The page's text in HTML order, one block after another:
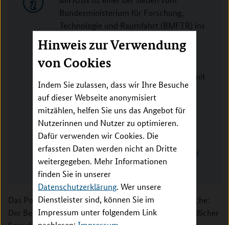
Hinweis zur Verwendung
von Cookies
Indem Sie zulassen, dass wir Ihre Besuche
auf dieser Webseite anonymisiert
mitzählen, helfen Sie uns das Angebot für
Nutzerinnen und Nutzer zu optimieren.
Dafür verwenden wir Cookies. Die
erfassten Daten werden nicht an Dritte
weitergegeben. Mehr Informationen
finden Sie in unserer
Datenschutzerklärung. Wer unsere
Dienstleister sind, können Sie im
Impressum unter folgendem Link
Bundesministerium für Forschung,
Technologie und Raumfahrt (BMFTR) ins
Leben gerufenen Digitalen
FortschrittsHubs Gesundheit. Der
Verbund vernetzt medizinische
Forschung und digitale Innovationen mit
regionaler Gesundheitsversorgung im
Raum Sachsen.
Weitere Informationen:
Portal „Wissen für Patienten“
MiHUBx: ein digitales Ökosystem für
Forschung, Diagnostik und Therapie
Das Portal gliedert sich in sechs übersichtliche Bereiche:
Der Bereich „Grundlagenwissen“ hilft, in gut verständlicher